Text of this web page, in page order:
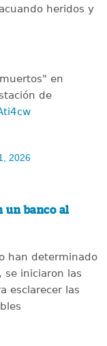
heridos y
en
de
2026
un banco al
han determinado
se iniciaron las
esclarecer las